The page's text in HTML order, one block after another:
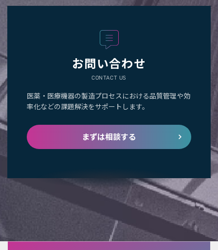
お問い合わせ
CONTACT US
医薬・医療機器の製造プロセスにおける品質管理や効
率化などの課題解決をサポートします。
まずは相談する